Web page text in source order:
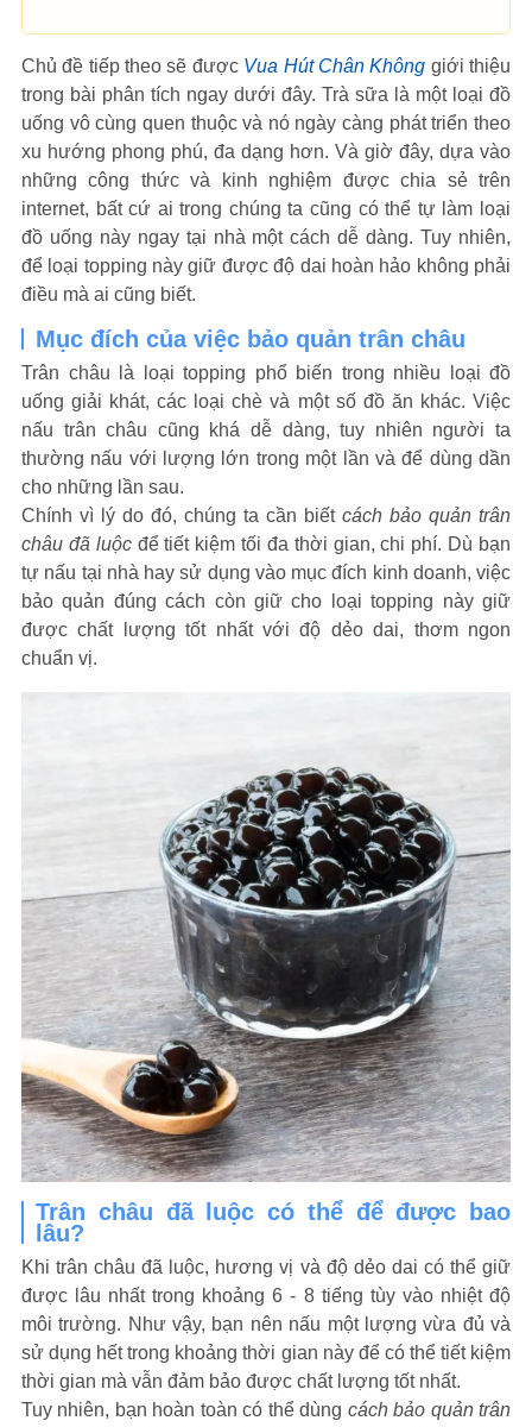
Chủ đề tiếp theo sẽ được Vua Hút Chân Không giới thiệu
trong bài phân tích ngay dưới đây. Trà sữa là một loại đồ
uống vô cùng quen thuộc và nó ngày càng phát triển theo
xu hướng phong phú, đa dạng hơn. Và giờ đây, dựa vào
những công thức và kinh nghiệm được chia sẻ trên
internet, bất cứ ai trong chúng ta cũng có thể tự làm loại
đồ uống này ngay tại nhà một cách dễ dàng. Tuy nhiên,
để loại topping này giữ được độ dai hoàn hảo không phải
điều mà ai cũng biết.
Mục đích của việc bảo quản trân châu
Trân châu là loại topping phổ biến trong nhiều loại đồ
uống giải khát, các loại chè và một số đồ ăn khác. Việc
nấu trân châu cũng khá dễ dàng, tuy nhiên người ta
thường nấu với lượng lớn trong một lần và để dùng dần
cho những lần sau.
Chính vì lý do đó, chúng ta cần biết cách bảo quản trân
châu đã luộcđể tiết kiệm tối đa thời gian, chi phí. Dù bạn
tự nấu tại nhà hay sử dụng vào mục đích kinh doanh, việc
bảo quản đúng cách còn giữ cho loại topping này giữ
được chất lượng tốt nhất với độ dẻo dai, thơm ngon
chuẩn vị.
Trân châu đã luộc có thể để được bao
lâu?
Khi trân châu đã luộc, hương vị và độ dẻo dai có thể giữ
được lâu nhất trong khoảng 6 - 8 tiếng tùy vào nhiệt độ
môi trường. Như vậy, bạn nên nấu một lượng vừa đủ và
sử dụng hết trong khoảng thời gian này để có thể tiết kiệm
thời gian mà vẫn đảm bảo được chất lượng tốt nhất.
Tuy nhiên, bạn hoàn toàn có thể dùng cách bảo quản trân